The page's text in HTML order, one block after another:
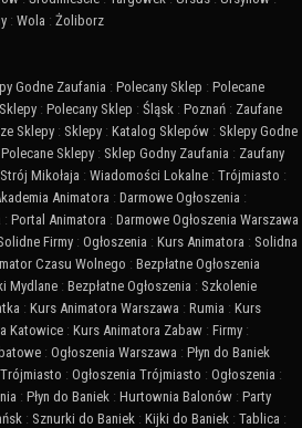
: Wola : Żoliborz
Godne Zaufania : Polecany Sklep : Polecane
: Polecany Sklep : Śląsk : Poznań : Zaufane
Sklepy : Sklepy : Katalog Sklepów : Sklepy Godne
Polecane Sklepy : Sklep Godny Zaufania : Zaufany
Strój Mikołaja : Wiadomości Lokalne : Trójmiasto :
Animatora : Darmowe Ogłoszenia :
: Portal Animatora : Darmowe Ogłoszenia Warszawa
Firmy : Ogłoszenia : Kurs Animatora : Solidna
Czasu Wolnego : Bezpłatne Ogłoszenia
Mydlane : Bezpłatne Ogłoszenia : Szkolenie
: Kurs Animatora Warszawa : Rumia : Kurs
Katowice : Kurs Animatora Zabaw : Firmy :
: Ogłoszenia Warszawa : Płyn do Baniek
: Ogłoszenia Trójmiasto : Ogłoszenia :
: Płyn do Baniek : Hurtownia Balonów : Party
: Sznurki do Baniek : Kijki do Baniek : Tablica :